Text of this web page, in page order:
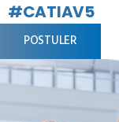
#CATIAV5
POSTULER